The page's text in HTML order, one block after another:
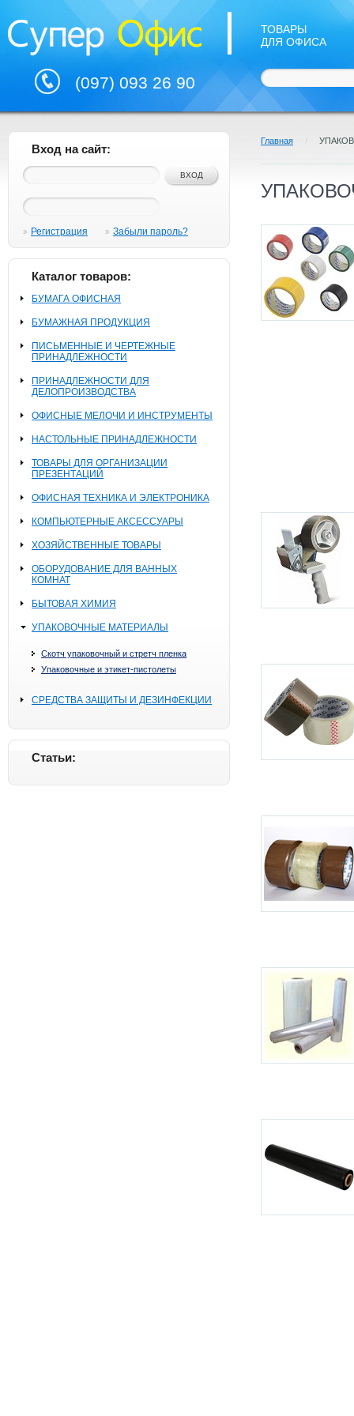
(097) 093 26 90
ТОВАРЫ
ДЛЯ ОФИСА
Вход на сайт:
Регистрация Забыли пароль?
Каталог товаров:
БУМАГА ОФИСНАЯ
БУМАЖНАЯ ПРОДУКЦИЯ
ПИСЬМЕННЫЕ И ЧЕРТЕЖНЫЕ
ПРИНАДЛЕЖНОСТИ
ПРИНАДЛЕЖНОСТИ ДЛЯ
ДЕЛОПРОИЗВОДСТВА
ОФИСНЫЕ МЕЛОЧИ И ИНСТРУМЕНТЫ
НАСТОЛЬНЫЕ ПРИНАДЛЕЖНОСТИ
ТОВАРЫ ДЛЯ ОРГАНИЗАЦИИ
ПРЕЗЕНТАЦИЙ
ОФИСНАЯ ТЕХНИКА И ЭЛЕКТРОНИКА
КОМПЬЮТЕРНЫЕ АКСЕССУАРЫ
ХОЗЯЙСТВЕННЫЕ ТОВАРЫ
ОБОРУДОВАНИЕ ДЛЯ ВАННЫХ
КОМНАТ
БЫТОВАЯ ХИМИЯ
УПАКОВОЧНЫЕ МАТЕРИАЛЫ
Скотч упаковочный и стретч пленка
Упаковочные и этикет-пистолеты
СРЕДСТВА ЗАЩИТЫ И ДЕЗИНФЕКЦИИ
Статьи:
Главная /